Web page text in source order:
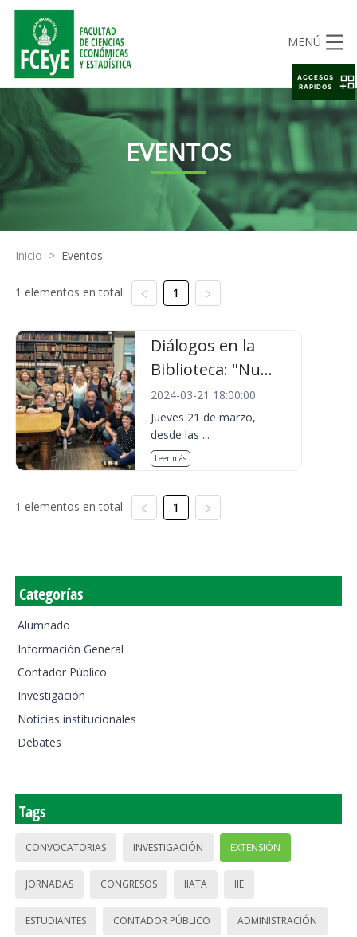
MENÚ
EVENTOS
Inicio > Eventos
1 elementos en total: 1
Diálogos en la
Biblioteca: "Nu...
2024-03-21 18:00:00
Jueves 21 de marzo,
desde las ...
Leer más
1 elementos en total: 1
Categorías
Alumnado
Información General
Contador Público
Investigación
Noticias institucionales
Debates
Tags
CONVOCATORIAS INVESTIGACIÓN EXTENSIÓN
JORNADAS CONGRESOS IIATA IIE
ESTUDIANTES CONTADOR PÚBLICO ADMINISTRACIÓN
ACCESOS
RAPIDOS